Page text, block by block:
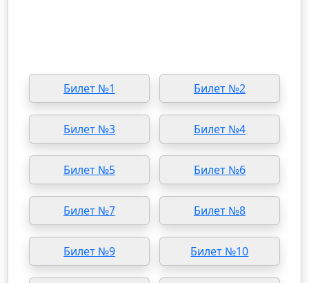
Билет №1 Билет №2
Билет №3 Билет №4
Билет №5 Билет №6
Билет №7 Билет №8
Билет №9 Билет №10